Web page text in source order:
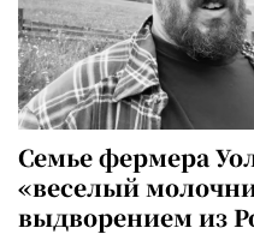
Семье фермера
«веселый
выдворением из